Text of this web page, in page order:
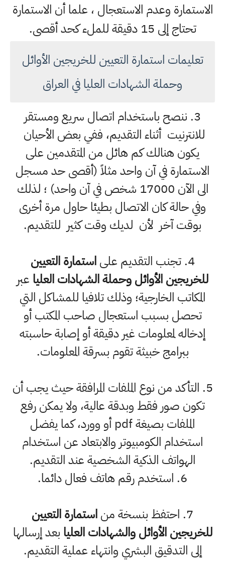
الاستمارة وعدم الاستعجال ، علما أن الاستمارة
تحتاج إلى 15 دقيقة للملء كحد أقصى.
تعليمات استمارة التعيين للخريجين الأوائل
وحملة الشهادات العليا في العراق
3. ننصح باستخدام اتصال سريع ومستقر
للانترنيت أثناء التقديم، ففي بعض الأحيان
يكون هنالك كم هائل من المتقدمين على
الاستمارة في آن واحد مثلاً (أقصى حد مسجل
الى الآن 17000 شخص في آن واحد) ؛ لذلك
وفي حالة كان الاتصال بطيئا حاول مرة أخرى
بوقت آخر لأن لديك وقت كثير للتقديم.
4. تجنب التقديم على
استمارة التعيين
للخريجين الأوائل وحملة الشهادات العليا عبر
المكاتب الخارجية؛ وذلك تلافيا للمشاكل التي
تحصل بسبب استعجال صاحب المكتب أو
إدخاله لمعلومات غير دقيقة أو إصابة حاسبته
ببرامج خبيثة تقوم بسرقة المعلومات.
5. التأكد من نوع الملفات المرافقة حيث يجب أن
تكون صور فقط وبدقة عالية، ولا يمكن رفع
الملفات بصيغة pdf أو وورد، كما يفضل
استخدام الكومبيوتر والابتعاد عن استخدام
الهواتف الذكية الشخصية عند التقديم.
6. استخدم رقم هاتف فعال دائما.
7. احتفظ بنسخة من
استمارة التعيين
للخريجين الأوائل والشهادات العليا بعد إرسالها
إلى التدقيق البشري وانتهاء عملية التقديم.